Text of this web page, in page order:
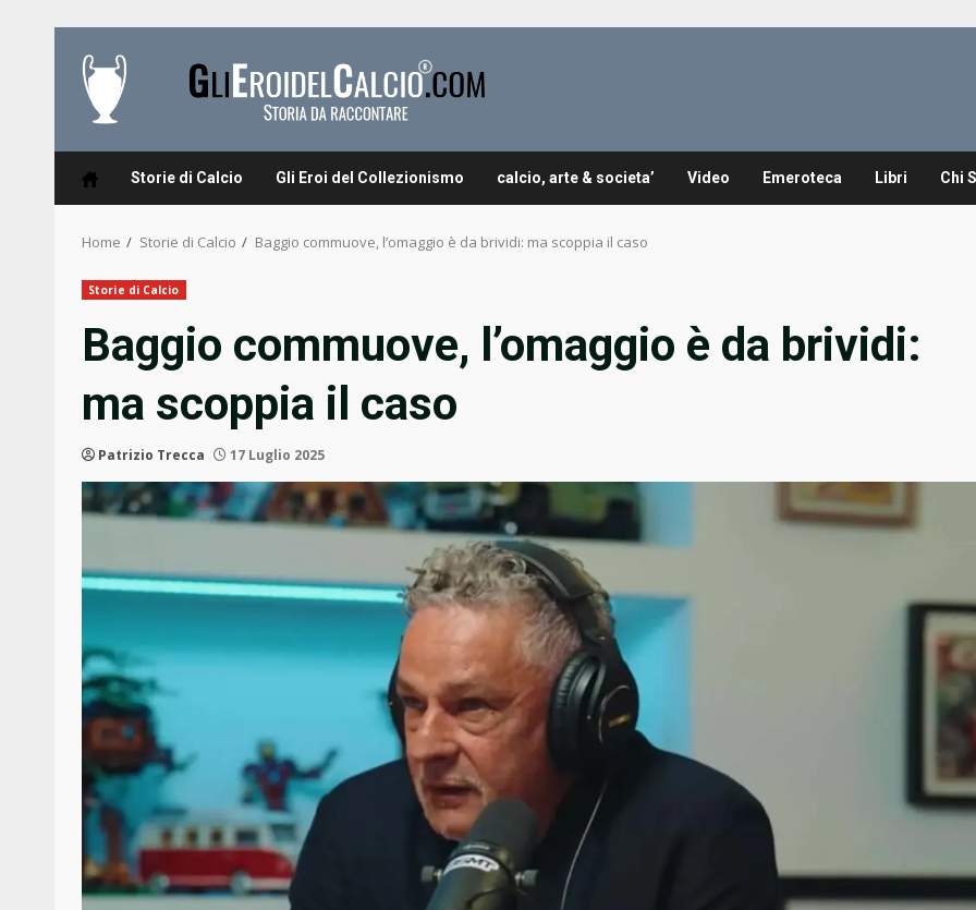
content
Storie di Calcio Gli Eroi del Collezionismo calcio, arte & societa’ Video Emeroteca Libri Chi
Home Storie di Calcio Baggio commuove, l’omaggio è da brividi: ma scoppia il caso
Storie di Calcio
Baggio commuove, l’omaggio è da brividi:
ma scoppia il caso
Patrizio Trecca 17 Luglio 2025